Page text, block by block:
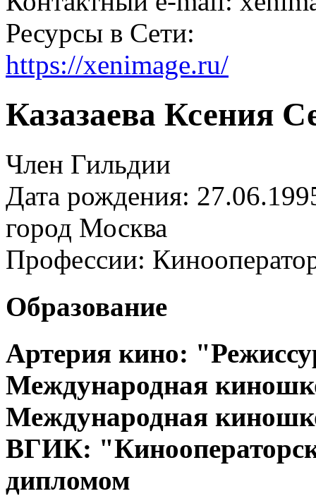
Ресурсы в Сети:
https://xenimage.ru/
Казазаева Ксения
Член Гильдии
Дата рождения:
город Москва
Профессии:
Образование
Артерия кино:
Международная
Международная
ВГИК:
дипломом